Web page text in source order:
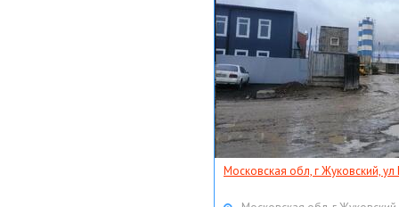
Московская обл, г Жуковский,